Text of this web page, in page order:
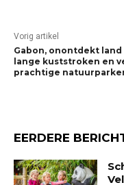
Vorig artikel
Gabon, onontdekt land
lange kuststroken en
prachtige
EERDERE